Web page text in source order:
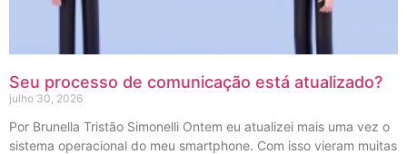
Seu processo de comunicação está atualizado?
julho 30, 2026
Por Brunella Tristão Simonelli Ontem eu atualizei mais uma vez o
sistema operacional do meu smartphone. Com isso vieram muitas